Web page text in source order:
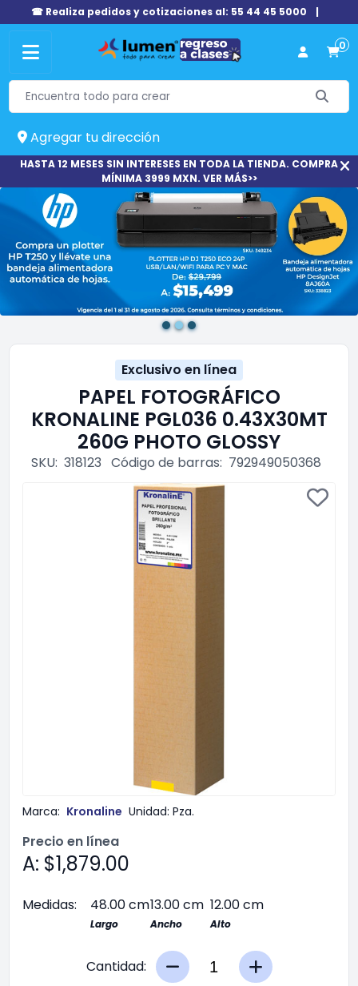
☎ Realiza pedidos y cotizaciones al: 55 44 45 5000 |
0
Agregar tu dirección
HASTA 12 MESES SIN INTERESES EN TODA LA TIENDA. COMPRA
MÍNIMA 3999 MXN. VER MÁS>>
Exclusivo en línea
PAPEL FOTOGRÁFICO
KRONALINE PGL036 0.43X30MT
260G PHOTO GLOSSY
SKU: 318123 Código de barras: 792949050368
Marca: Kronaline Unidad: Pza.
Precio en línea
A: $1,879.00
Medidas: 48.00 cm13.00 cm 12.00 cm
Largo Ancho Alto
Cantidad: